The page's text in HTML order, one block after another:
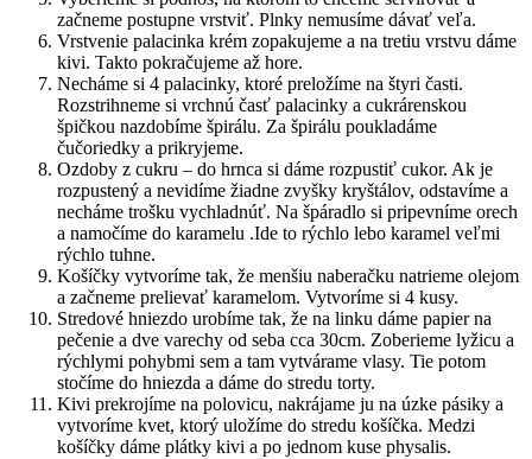
začneme postupne vrstviť. Plnky nemusíme dávať veľa.
Vrstvenie palacinka krém zopakujeme a na tretiu vrstvu dáme
kivi. Takto pokračujeme až hore.
Necháme si 4 palacinky, ktoré preložíme na štyri časti.
Rozstrihneme si vrchnú časť palacinky a cukrárenskou
špičkou nazdobíme špirálu. Za špirálu poukladáme
čučoriedky a prikryjeme.
Ozdoby z cukru – do hrnca si dáme rozpustiť cukor. Ak je
rozpustený a nevidíme žiadne zvyšky kryštálov, odstavíme a
necháme trošku vychladnúť. Na špáradlo si pripevníme orech
a namočíme do karamelu .Ide to rýchlo lebo karamel veľmi
rýchlo tuhne.
Košíčky vytvoríme tak, že menšiu naberačku natrieme olejom
a začneme prelievať karamelom. Vytvoríme si 4 kusy.
Stredové hniezdo urobíme tak, že na linku dáme papier na
pečenie a dve varechy od seba cca 30cm. Zoberieme lyžicu a
rýchlymi pohybmi sem a tam vytvárame vlasy. Tie potom
stočíme do hniezda a dáme do stredu torty.
Kivi prekrojíme na polovicu, nakrájame ju na úzke pásiky a
vytvoríme kvet, ktorý uložíme do stredu košíčka. Medzi
košíčky dáme plátky kivi a po jednom kuse physalis.